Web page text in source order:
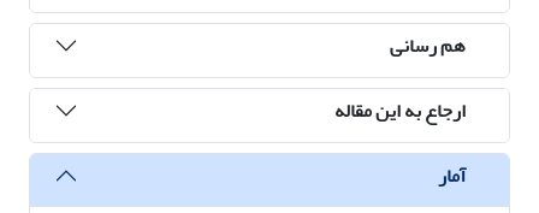
هم رسانی
ارجاع به این مقاله
آمار